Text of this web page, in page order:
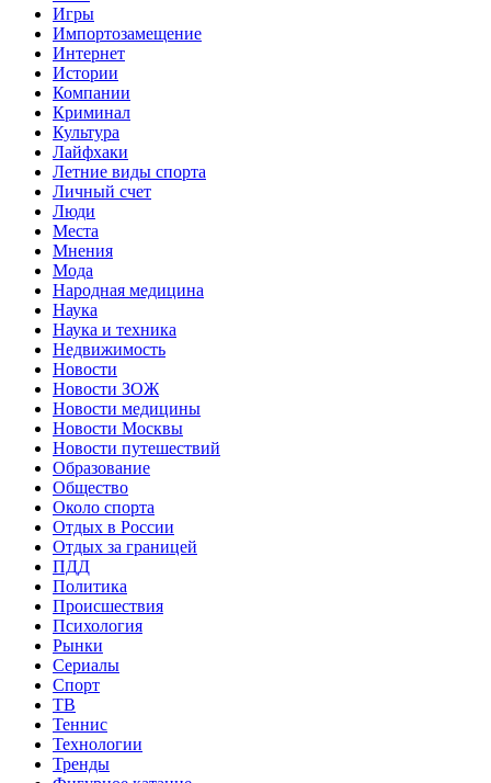
Игры
Импортозамещение
Интернет
Истории
Компании
Криминал
Культура
Лайфхаки
Летние виды спорта
Личный счет
Люди
Места
Мнения
Мода
Народная медицина
Наука
Наука и техника
Недвижимость
Новости
Новости ЗОЖ
Новости медицины
Новости Москвы
Новости путешествий
Образование
Общество
Около спорта
Отдых в России
Отдых за границей
ПДД
Политика
Происшествия
Психология
Рынки
Сериалы
Спорт
ТВ
Теннис
Технологии
Тренды